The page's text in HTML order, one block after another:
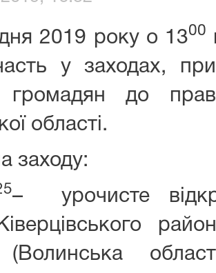
2019 року о 1300
у заходах,
громадян до
області.
заходу:
– урочисте
(Волинська